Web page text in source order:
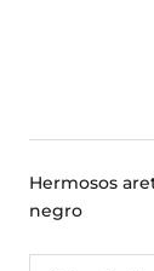
Hermosos
negro